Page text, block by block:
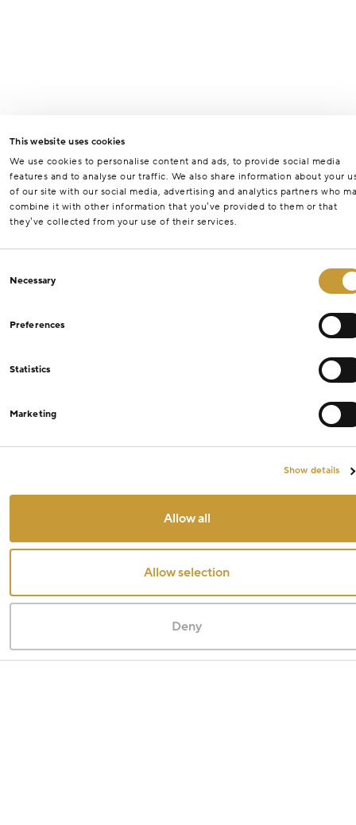
This website uses cookies
We use cookies to personalise content and ads, to provide social media
features and to analyse our traffic. We also share information about your
of our site with our social media, advertising and analytics partners who
combine it with other information that you’ve provided to them or that
they’ve collected from your use of their services.
Selection
Necessary
Preferences
Statistics
Marketing
Show details
Allow all
Allow selection
Deny